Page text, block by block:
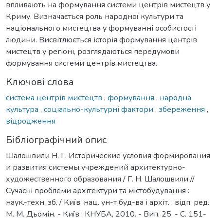
впливають на формування системи центрів мистецтв у
Криму. Визначається роль народної культури та
національного мистецтва у формуванні особистості
людини. Висвітлюється історія формування центрів
мистецтв у регіоні, розглядаються передумови
формування системи центрів мистецтва.
Ключові слова
система центрів мистецтв , формування , народна
культура , соціально-культурні фактори , збереження ,
відродження
Бібліографічний опис
Шалошвили Н. Г. Исторические условия формирования
и развития системы учреждений архитектурно-
художественного образования / Г. Н. Шалошвили //
Сучасні проблеми архітектури та містобудування :
наук.-техн. зб. / Київ. нац. ун-т буд-ва і архіт. ; відп. ред.
М. М. Дьомін. - Київ : КНУБА, 2010. - Вип. 25. - С. 151-